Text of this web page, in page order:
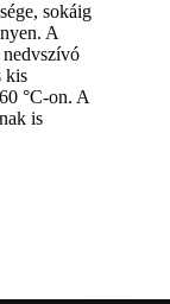
sokáig
A
kis
°C-on. A
is